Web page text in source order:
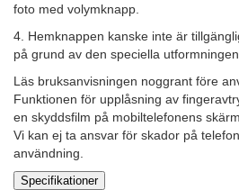
foto med volymknapp.
4. Hemknappen kanske inte är
på grund av den speciella
Läs bruksanvisningen noggrant före
Funktionen för upplåsning av
en skyddsfilm på mobiltelefonens skärm.
Vi kan ej ta ansvar för skador på
användning.
Specifikationer